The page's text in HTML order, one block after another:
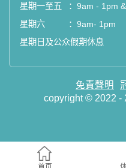
星期一至五 ： 9am - 1pm
星期六
： 9am- 1pm
星期日及公众假期休息
免責聲明
copyright © 2022 -